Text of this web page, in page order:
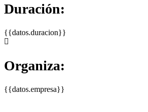
Duración:
{{datos.duracion}}
Organiza:
{{datos.empresa}}